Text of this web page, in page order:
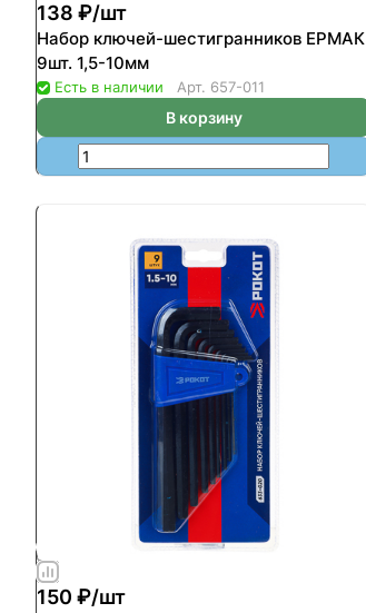
138 ₽/шт
Набор ключей-шестигранников ЕРМАК
9шт. 1,5-10мм
Есть в наличии Арт. 657-011
В корзину
150 ₽/шт